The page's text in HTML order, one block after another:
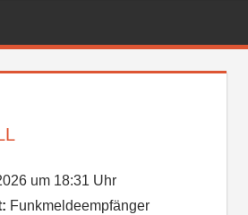
FEUERWEHR
um 18:31 Uhr
Funkmeldeempfänger